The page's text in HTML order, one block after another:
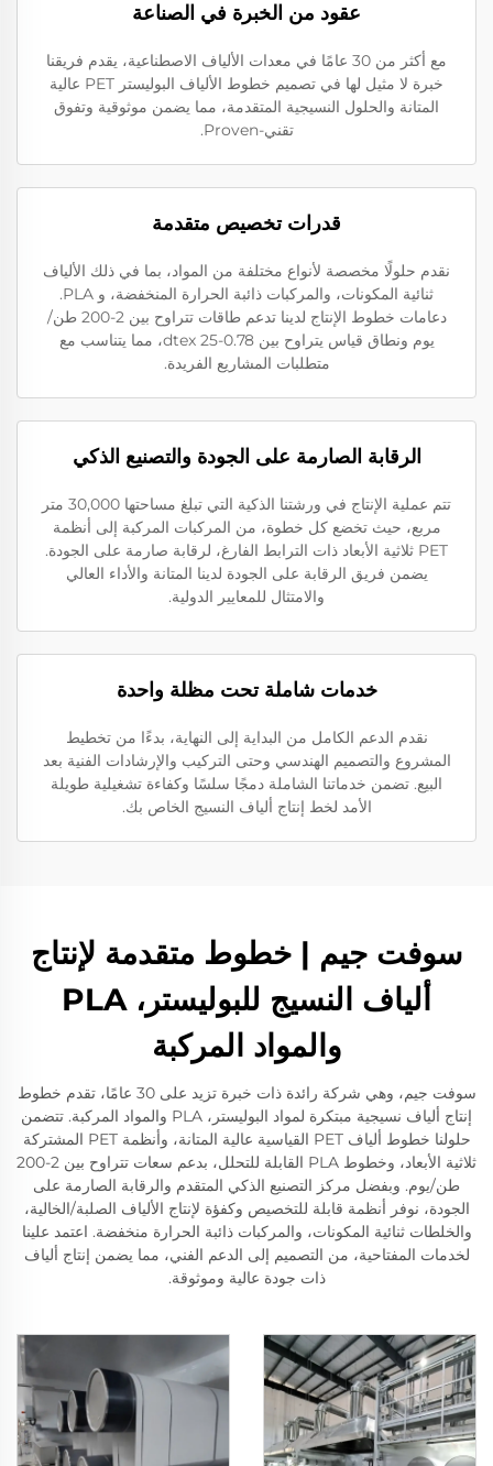
عقود من الخبرة في الصناعة
مع أكثر من 30 عامًا في معدات الألياف الاصطناعية، يقدم فريقنا
خبرة لا مثيل لها في تصميم خطوط الألياف البوليستر PET عالية
المتانة والحلول النسيجية المتقدمة، مما يضمن موثوقية وتفوق
تقني-Proven.
قدرات تخصيص متقدمة
نقدم حلولًا مخصصة لأنواع مختلفة من المواد، بما في ذلك الألياف
ثنائية المكونات، والمركبات ذائبة الحرارة المنخفضة، و PLA.
دعامات خطوط الإنتاج لدينا تدعم طاقات تتراوح بين 2-200 طن/
يوم ونطاق قياس يتراوح بين 0.78-25 dtex، مما يتناسب مع
متطلبات المشاريع الفريدة.
الرقابة الصارمة على الجودة والتصنيع الذكي
تتم عملية الإنتاج في ورشتنا الذكية التي تبلغ مساحتها 30,000 متر
مربع، حيث تخضع كل خطوة، من المركبات المركبة إلى أنظمة
PET ثلاثية الأبعاد ذات الترابط الفارغ، لرقابة صارمة على الجودة.
يضمن فريق الرقابة على الجودة لدينا المتانة والأداء العالي
والامتثال للمعايير الدولية.
خدمات شاملة تحت مظلة واحدة
نقدم الدعم الكامل من البداية إلى النهاية، بدءًا من تخطيط
المشروع والتصميم الهندسي وحتى التركيب والإرشادات الفنية بعد
البيع. تضمن خدماتنا الشاملة دمجًا سلسًا وكفاءة تشغيلية طويلة
الأمد لخط إنتاج ألياف النسيج الخاص بك.
سوفت جيم | خطوط متقدمة لإنتاج
ألياف النسيج للبوليستر، PLA
والمواد المركبة
سوفت جيم، وهي شركة رائدة ذات خبرة تزيد على 30 عامًا، تقدم خطوط
إنتاج ألياف نسيجية مبتكرة لمواد البوليستر، PLA والمواد المركبة. تتضمن
حلولنا خطوط ألياف PET القياسية عالية المتانة، وأنظمة PET المشتركة
ثلاثية الأبعاد، وخطوط PLA القابلة للتحلل، بدعم سعات تتراوح بين 2-200
طن/يوم. وبفضل مركز التصنيع الذكي المتقدم والرقابة الصارمة على
الجودة، نوفر أنظمة قابلة للتخصيص وكفؤة لإنتاج الألياف الصلبة/الخالية،
والخلطات ثنائية المكونات، والمركبات ذائبة الحرارة منخفضة. اعتمد علينا
لخدمات المفتاحية، من التصميم إلى الدعم الفني، مما يضمن إنتاج ألياف
ذات جودة عالية وموثوقة.